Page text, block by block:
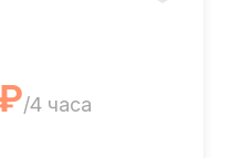
/4 часа